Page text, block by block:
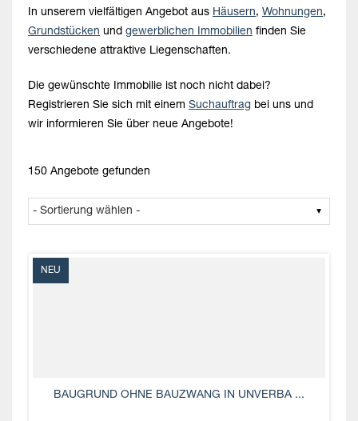
In unserem vielfältigen Angebot aus Häusern, Wohnungen,
Grundstücken und gewerblichen Immobilien finden Sie
verschiedene attraktive Liegenschaften.
Die gewünschte Immobilie ist noch nicht dabei?
Registrieren Sie sich mit einem Suchauftrag bei uns und
wir informieren Sie über neue Angebote!
150 Angebote gefunden
NEU
BAUGRUND OHNE BAUZWANG IN UNVERBA ...